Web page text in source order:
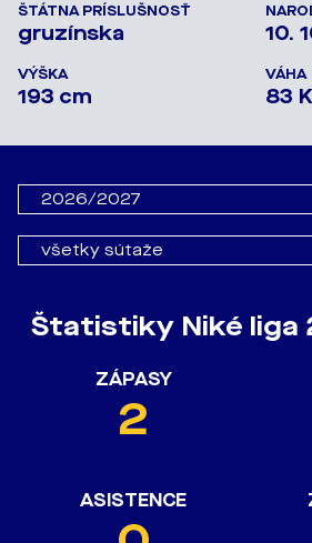
ŠTÁTNA PRÍSLUŠNOSŤ
gruzínska 10.
VÝŠKA
193 cm
VÁHA
83
Štatistiky Niké liga
ZÁPASY
2
ASISTENCE